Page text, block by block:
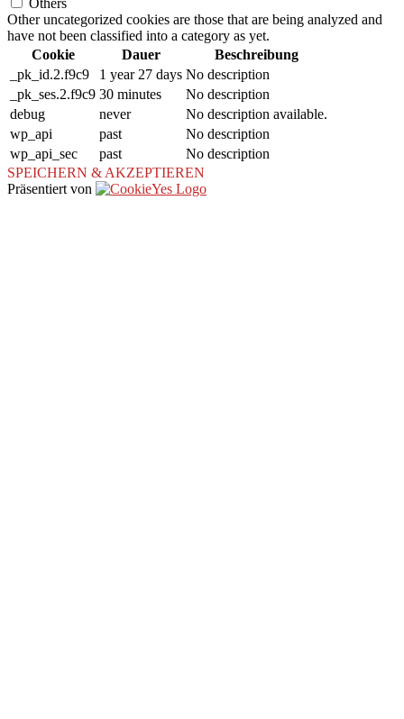
Others
Other uncategorized cookies are those that are being analyzed and
have not been classified into a category as yet.
Cookie
Dauer
Beschreibung
_pk_id.2.f9c9
1 year 27 days No description
_pk_ses.2.f9c9 30 minutes
No description
debug
never
No description available.
wp_api
past
No description
wp_api_sec
past
No description
SPEICHERN & AKZEPTIEREN
Präsentiert von